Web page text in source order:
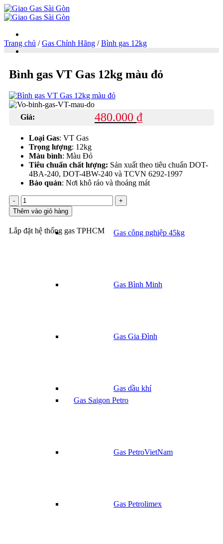
Danh mục
Giao gas tận nơi
Bình gas 12kg
Gas công nghiệp 45kg
Gas Bình Minh
Gas Gia Đình
Gas dầu khí
Gas Saigon Petro
Gas PetroVietNam
Gas Petrolimex
Trang chủ / Gas Chính Hãng / Bình gas 12kg
Bình gas VT Gas 12kg màu đỏ
Giá: 480.000 ₫
Loại Gas: VT Gas
Trọng lượng: 12kg
Màu bình: Màu Đỏ
Tiêu chuẩn chất lượng: Sản xuất theo tiêu chuẩn DOT-
4BA-240, DOT-4BW-240 và TCVN 6292-1997
Bảo quản: Nơi khô ráo và thoáng mát
Bình
gas
VT
Gas
12kg
Thêm vào giỏ hàng
Lắp đặt hệ thống gas TPHCM